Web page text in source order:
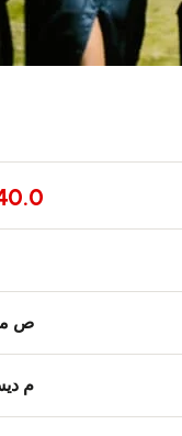
12:00 ص
5:00 م